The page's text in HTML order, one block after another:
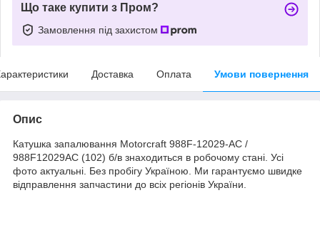
Що таке купити з Пром?
Замовлення під захистом
Доставка Оплата Умови повернення
Опис
Катушка запалювання Motorcraft 988F-12029-AC /
988F12029AC (102) б/в знаходиться в робочому стані. Усі
фото актуальні. Без пробігу Україною. Ми гарантуємо швидке
відправлення запчастини до всіх регіонів України.